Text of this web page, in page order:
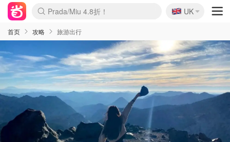
麦卢卡蜂蜜夏促！个位数！
Prada/Miu 4.8折！
啥？必胜客披萨5折！
🇬🇧
UK
首页 攻略 旅游出行